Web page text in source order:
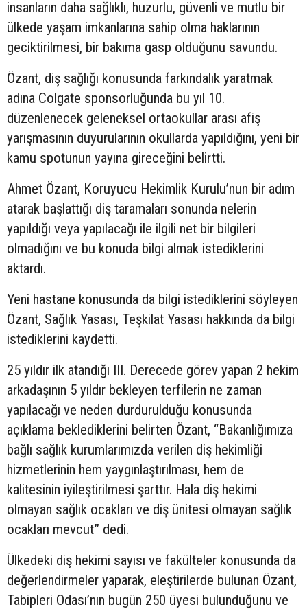
insanların daha sağlıklı, huzurlu, güvenli ve mutlu bir
ülkede yaşam imkanlarına sahip olma haklarının
geciktirilmesi, bir bakıma gasp olduğunu savundu.
Özant, diş sağlığı konusunda farkındalık yaratmak
adına Colgate sponsorluğunda bu yıl 10.
düzenlenecek geleneksel ortaokullar arası afiş
yarışmasının duyurularının okullarda yapıldığını, yeni bir
kamu spotunun yayına gireceğini belirtti.
Ahmet Özant, Koruyucu Hekimlik Kurulu’nun bir adım
atarak başlattığı diş taramaları sonunda nelerin
yapıldığı veya yapılacağı ile ilgili net bir bilgileri
olmadığını ve bu konuda bilgi almak istediklerini
aktardı.
Yeni hastane konusunda da bilgi istediklerini söyleyen
Özant, Sağlık Yasası, Teşkilat Yasası hakkında da bilgi
istediklerini kaydetti.
25 yıldır ilk atandığı III. Derecede görev yapan 2 hekim
arkadaşının 5 yıldır bekleyen terfilerin ne zaman
yapılacağı ve neden durdurulduğu konusunda
açıklama beklediklerini belirten Özant, “Bakanlığımıza
bağlı sağlık kurumlarımızda verilen diş hekimliği
hizmetlerinin hem yaygınlaştırılması, hem de
kalitesinin iyileştirilmesi şarttır. Hala diş hekimi
olmayan sağlık ocakları ve diş ünitesi olmayan sağlık
ocakları mevcut” dedi.
Ülkedeki diş hekimi sayısı ve fakülteler konusunda da
değerlendirmeler yaparak, eleştirilerde bulunan Özant,
Tabipleri Odası’nın bugün 250 üyesi bulunduğunu ve